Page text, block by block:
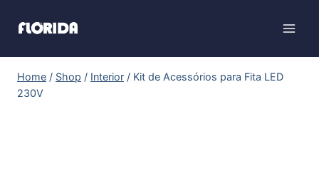
Home / Shop / Interior / Kit de Acessórios para Fita LED
230V